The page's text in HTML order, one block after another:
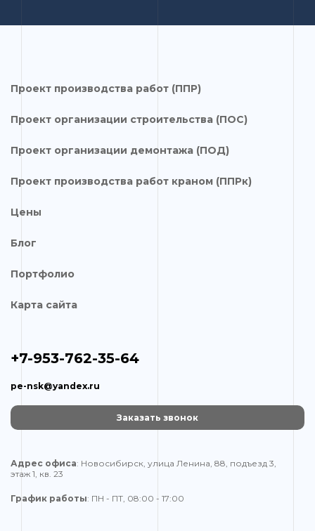
Проект производства работ (ППР)
Проект организации строительства (ПОС)
Проект организации демонтажа (ПОД)
Проект производства работ краном (ППРк)
Цены
Блог
Портфолио
Карта сайта
+7-953-762-35-64
pe-nsk@yandex.ru
Заказать звонок
Адрес офиса: Новосибирск, улица Ленина, 88, подъезд 3,
этаж 1, кв. 23
График работы: ПН - ПТ, 08:00 - 17:00